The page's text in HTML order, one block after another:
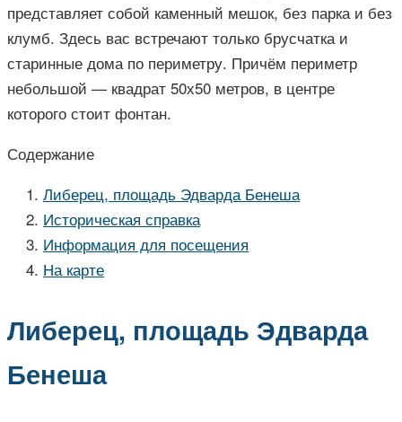
представляет собой каменный мешок, без парка и без
клумб. Здесь вас встречают только брусчатка и
старинные дома по периметру. Причём периметр
небольшой — квадрат 50х50 метров, в центре
которого стоит фонтан.
Содержание
Либерец, площадь Эдварда Бенеша
Историческая справка
Информация для посещения
На карте
Либерец, площадь Эдварда
Бенеша